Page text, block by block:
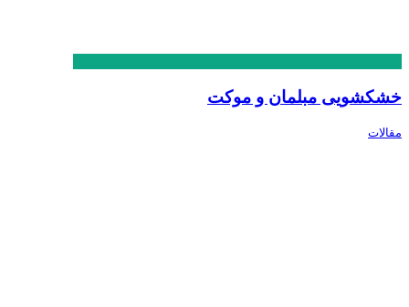
خشکشویی مبلمان و موکت
مقالات